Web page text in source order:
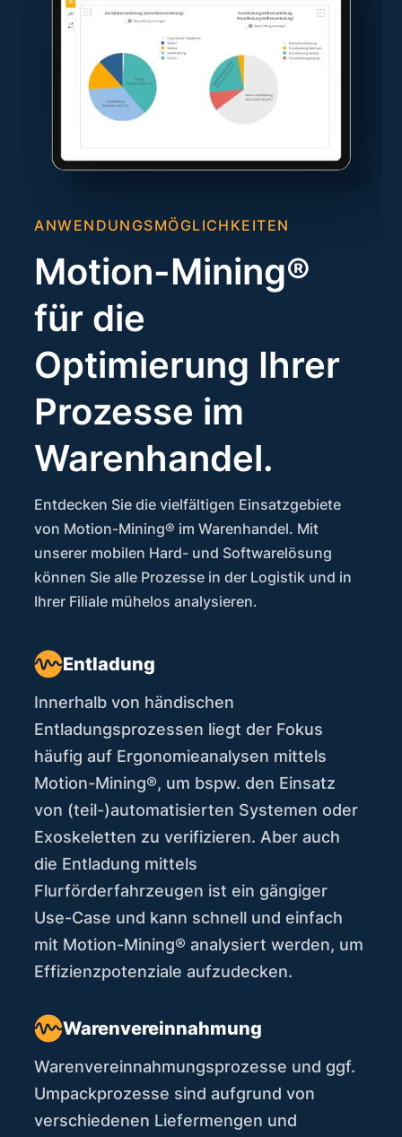
ANWENDUNGSMÖGLICHKEITEN
Motion-Mining®
für die
Optimierung Ihrer
Prozesse im
Warenhandel.
Entdecken Sie die vielfältigen Einsatzgebiete
von Motion-Mining® im Warenhandel. Mit
unserer mobilen Hard- und Softwarelösung
können Sie alle Prozesse in der Logistik und in
Ihrer Filiale mühelos analysieren.
Entladung
Innerhalb von händischen
Entladungsprozessen liegt der Fokus
häufig auf Ergonomieanalysen mittels
Motion-Mining®, um bspw. den Einsatz
von (teil-)automatisierten Systemen oder
Exoskeletten zu verifizieren. Aber auch
die Entladung mittels
Flurförderfahrzeugen ist ein gängiger
Use-Case und kann schnell und einfach
mit Motion-Mining® analysiert werden, um
Effizienzpotenziale aufzudecken.
Warenvereinnahmung
Warenvereinnahmungsprozesse und ggf.
Umpackprozesse sind aufgrund von
verschiedenen Liefermengen und